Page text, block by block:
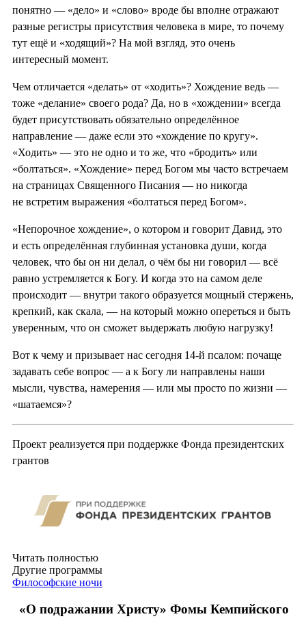
понятно — «дело» и «слово» вроде бы вполне отражают
разные регистры присутствия человека в мире, то почему
тут ещё и «ходящий»? На мой взгляд, это очень
интересный момент.
Чем отличается «делать» от «ходить»? Хождение ведь —
тоже «делание» своего рода? Да, но в «хождении» всегда
будет присутствовать обязательно определённое
направление — даже если это «хождение по кругу».
«Ходить» — это не одно и то же, что «бродить» или
«болтаться». «Хождение» перед Богом мы часто встречаем
на страницах Священного Писания — но никогда
не встретим выражения «болтаться перед Богом».
«Непорочное хождение», о котором и говорит Давид, это
и есть определённая глубинная установка души, когда
человек, что бы он ни делал, о чём бы ни говорил — всё
равно устремляется к Богу. И когда это на самом деле
происходит — внутри такого образуется мощный стержень,
крепкий, как скала, — на который можно опереться и быть
уверенным, что он сможет выдержать любую нагрузку!
Вот к чему и призывает нас сегодня 14-й псалом: почаще
задавать себе вопрос — а к Богу ли направлены наши
мысли, чувства, намерения — или мы просто по жизни —
«шатаемся»?
Проект реализуется при поддержке Фонда президентских
грантов
Читать полностью
Другие программы
Философские ночи
«О подражании Христу» Фомы Кемпийского